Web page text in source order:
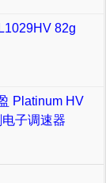
82g
Platinum HV
子调速器